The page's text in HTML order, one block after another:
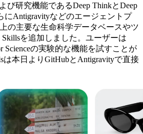
び研究機能であるDeep ThinkとDeep
にAntigravityなどのエージェントプ
の主要な生命科学データベースやツ
Skillsを追加しました。ユーザーは
Scienceの実験的な機能を試すことが
は本日よりGitHubとAntigravityで直接